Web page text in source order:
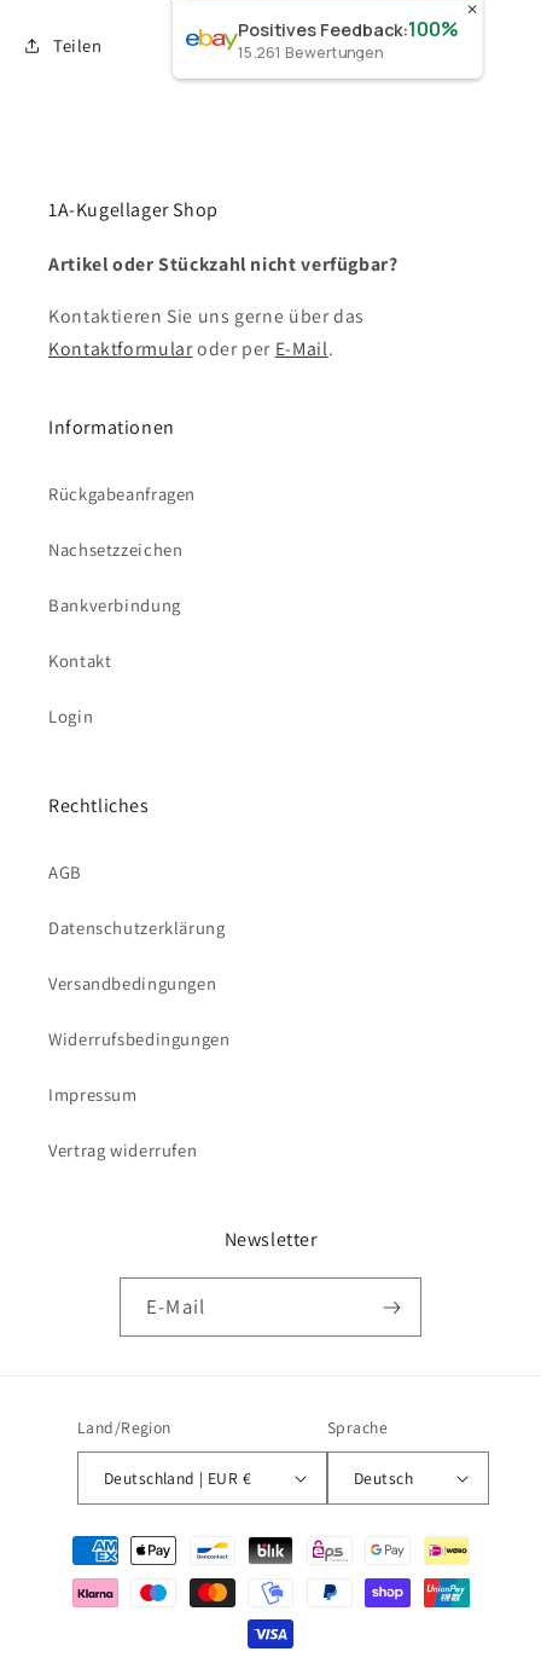
Teilen
✕
Positives Feedback:100%
15.261 Bewertungen
1A-Kugellager Shop
Artikel oder Stückzahl nicht verfügbar?
Kontaktieren Sie uns gerne über das
Kontaktformularoder per E-Mail.
Informationen
Rückgabeanfragen
Nachsetzzeichen
Bankverbindung
Kontakt
Login
Rechtliches
AGB
Datenschutzerklärung
Versandbedingungen
Widerrufsbedingungen
Impressum
Vertrag widerrufen
Newsletter
E-Mail
Land/Region
Deutschland | EUR €
Sprache
Deutsch
Zahlungsmethoden